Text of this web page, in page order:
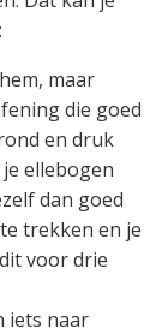
maar
die goed
en druk
ellebogen
dan goed
trekken en je
voor drie
iets naar